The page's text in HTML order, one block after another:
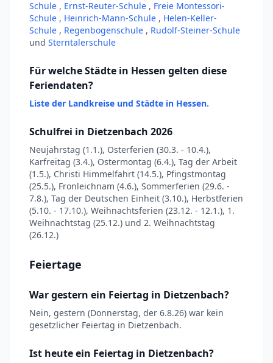
Schule , Ernst-Reuter-Schule , Freie Montessori-
Schule , Heinrich-Mann-Schule , Helen-Keller-
Schule , Regenbogenschule , Rudolf-Steiner-Schule
und Sterntalerschule
Für welche Städte in Hessen gelten diese
Feriendaten?
Liste der Landkreise und Städte in Hessen.
Schulfrei in Dietzenbach 2026
Neujahrstag (1.1.), Osterferien (30.3. - 10.4.),
Karfreitag (3.4.), Ostermontag (6.4.), Tag der Arbeit
(1.5.), Christi Himmelfahrt (14.5.), Pfingstmontag
(25.5.), Fronleichnam (4.6.), Sommerferien (29.6. -
7.8.), Tag der Deutschen Einheit (3.10.), Herbstferien
(5.10. - 17.10.), Weihnachtsferien (23.12. - 12.1.), 1.
Weihnachtstag (25.12.) und 2. Weihnachtstag
(26.12.)
Feiertage
War gestern ein Feiertag in Dietzenbach?
Nein, gestern (Donnerstag, der 6.8.26) war kein
gesetzlicher Feiertag in Dietzenbach.
Ist heute ein Feiertag in Dietzenbach?